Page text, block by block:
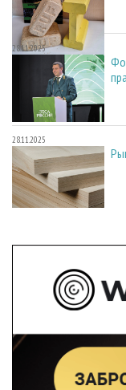
28.11.2025
28.11.2025